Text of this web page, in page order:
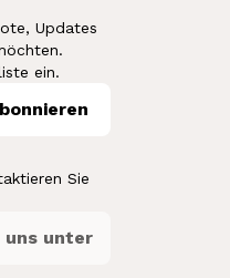
Updates
ein.
Sie
uns unter